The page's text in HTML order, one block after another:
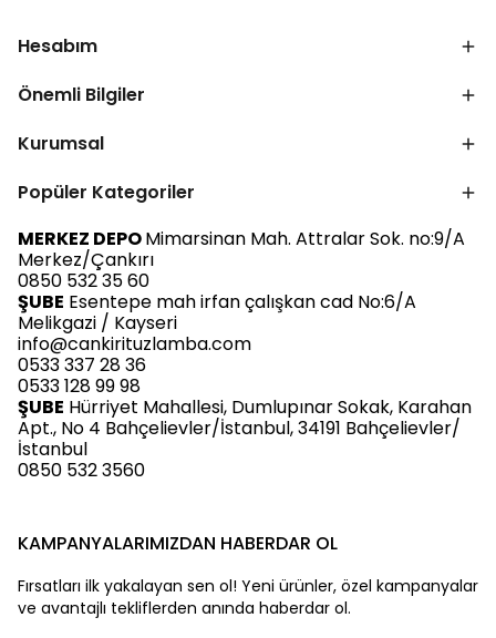
Hesabım
Önemli Bilgiler
Kurumsal
Popüler Kategoriler
MERKEZ DEPOMimarsinan Mah. Attralar Sok. no:9/A
Merkez/Çankırı
0850 532 35 60
ŞUBE Esentepe mah irfan çalışkan cad No:6/A
Melikgazi / Kayseri
info@cankirituzlamba.com
0533 337 28 36
0533 128 99 98
ŞUBE Hürriyet Mahallesi, Dumlupınar Sokak, Karahan
Apt., No 4 Bahçelievler/İstanbul, 34191 Bahçelievler/
İstanbul
0850 532 3560
KAMPANYALARIMIZDAN HABERDAR OL
Fırsatları ilk yakalayan sen ol! Yeni ürünler, özel kampanyalar
ve avantajlı tekliflerden anında haberdar ol.